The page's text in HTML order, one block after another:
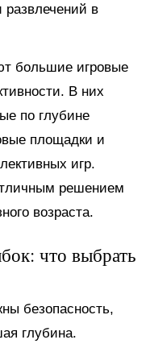
развлечений в
большие игровые
В них
по глубине
площадки и
игр.
решением
возраста.
что выбрать
безопасность,
глубина.